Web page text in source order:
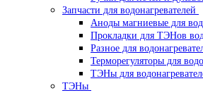
Запчасти для водонагревателей
Аноды магниевые для
Прокладки для ТЭНов
Разное для
Терморегуляторы для
ТЭНы для
ТЭНы